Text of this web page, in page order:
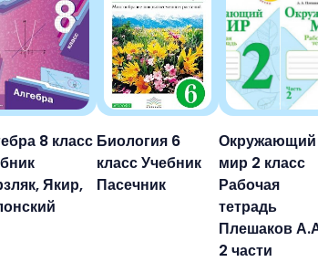
8 класс
Якир,
Биология 6
класс Учебник
Пасечник
Окружающий
мир 2 класс
Рабочая
тетрадь
Плешаков
2 части